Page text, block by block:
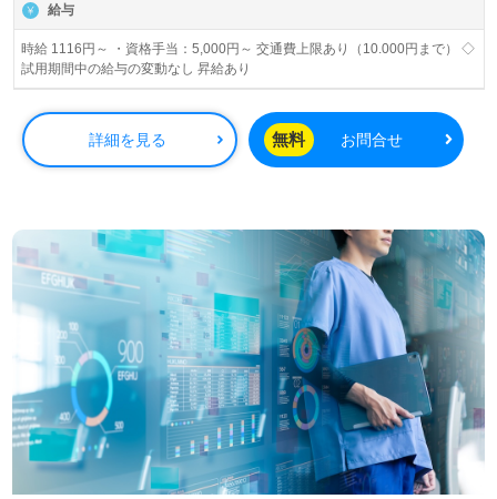
給与
時給 1116円～ ・資格手当：5,000円～ 交通費上限あり（10.000円まで） ◇
試用期間中の給与の変動なし 昇給あり
詳細を見る 無料 お問合せ